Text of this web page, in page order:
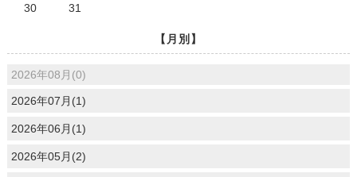
30
31
【月別】
2026年08月(0)
2026年07月(1)
2026年06月(1)
2026年05月(2)